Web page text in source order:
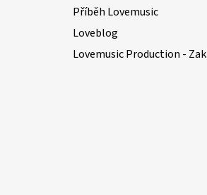
Příběh Lovemusic
Loveblog
Lovemusic Production -